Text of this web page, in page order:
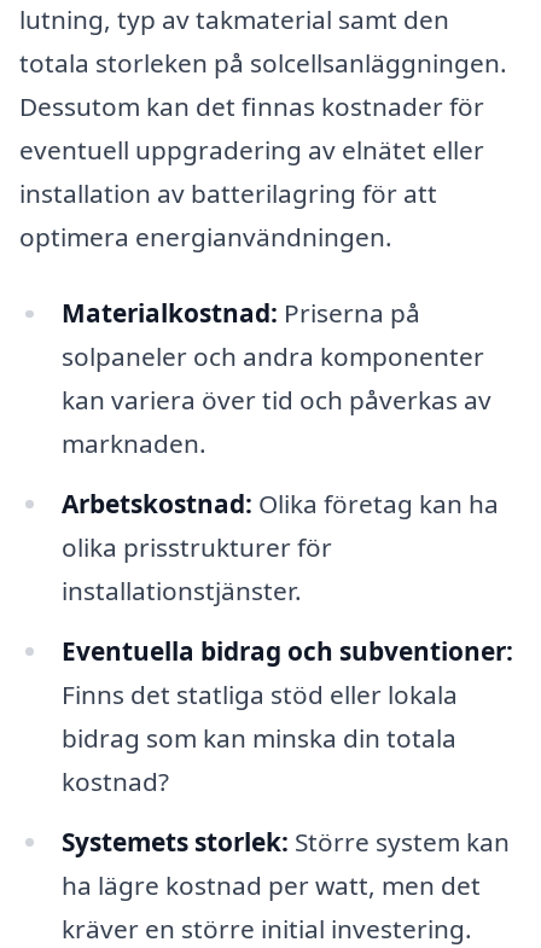
lutning, typ av takmaterial samt den
totala storleken på solcellsanläggningen.
Dessutom kan det finnas kostnader för
eventuell uppgradering av elnätet eller
installation av batterilagring för att
optimera energianvändningen.
Materialkostnad: Priserna på
solpaneler och andra komponenter
kan variera över tid och påverkas av
marknaden.
Arbetskostnad: Olika företag kan ha
olika prisstrukturer för
installationstjänster.
Eventuella bidrag och subventioner:
Finns det statliga stöd eller lokala
bidrag som kan minska din totala
kostnad?
Systemets storlek: Större system kan
ha lägre kostnad per watt, men det
kräver en större initial investering.